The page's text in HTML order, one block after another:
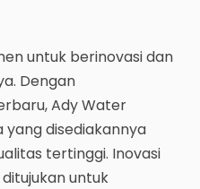
untuk berinovasi dan
Dengan
Ady Water
yang disediakannya
tertinggi. Inovasi
untuk